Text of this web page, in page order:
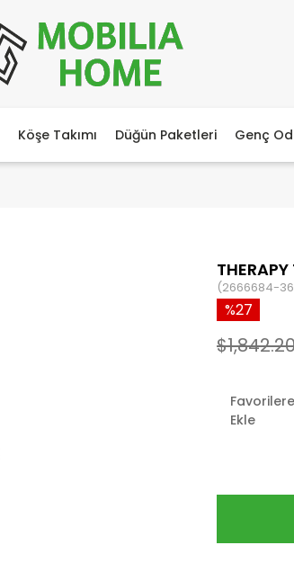
Köşe Takımı Düğün Paketleri Genç
(2666684-
27
Favorilere
Ekle